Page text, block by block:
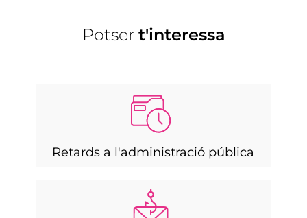
Potser t'interessa
Retards a l'administració pública